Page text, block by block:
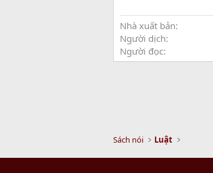
Nhà xuất bản
Người dịch
Người đọc
Sách nói Luật